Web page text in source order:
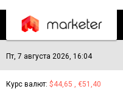
Пт, 7 августа 2026, 16:04
Курс валют: $44,65 , €51,40